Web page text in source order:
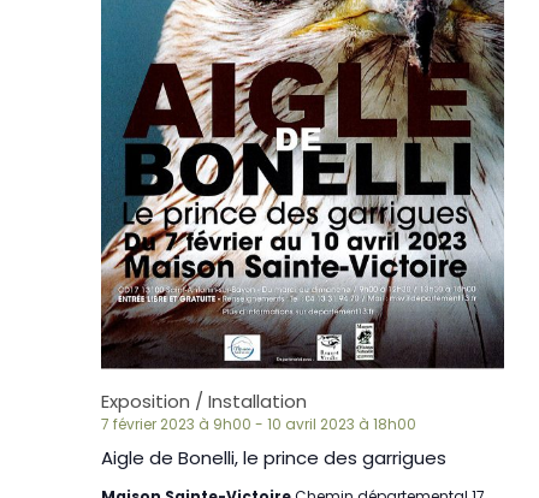
Exposition / Installation
Aigle de Bonelli, le prince des garrigues
7 février 2023 à 9h00 - 10 avril 2023 à 18h00